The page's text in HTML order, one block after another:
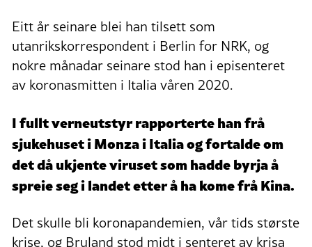
Eitt år seinare blei han tilsett som
utanrikskorrespondent i Berlin for NRK, og
nokre månadar seinare stod han i episenteret
av koronasmitten i Italia våren 2020.
I fullt verneutstyr rapporterte han frå
sjukehuset i Monza i Italia og fortalde om
det då ukjente viruset som hadde byrja å
spreie seg i landet etter å ha kome frå Kina.
Det skulle bli koronapandemien, vår tids største
krise, og Bruland stod midt i senteret av krisa